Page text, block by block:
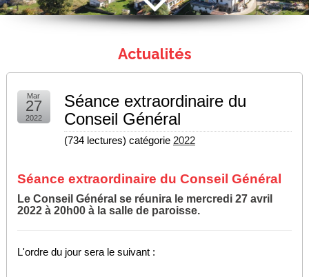
Actualités
Séance extraordinaire du
Conseil Général
(734 lectures) catégorie 2022
Mar
27
2022
Séance extraordinaire du Conseil Général
Le Conseil Général se réunira le mercredi 27 avril
2022 à 20h00 à la salle de paroisse.
L'ordre du jour sera le suivant :